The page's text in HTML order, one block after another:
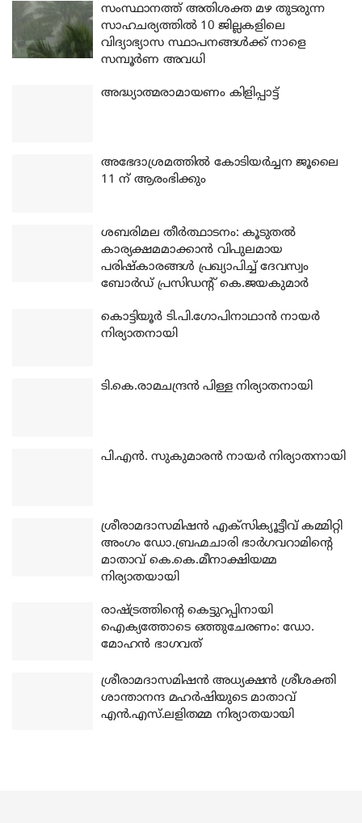
സംസ്ഥാനത്ത് അതിശക്ത മഴ തുടരുന്ന
സാഹചര്യത്തിൽ 10 ജില്ലകളിലെ
വിദ്യാഭ്യാസ സ്ഥാപനങ്ങൾക്ക് നാളെ
സമ്പൂർണ അവധി
അദ്ധ്യാത്മരാമായണം കിളിപ്പാട്ട്
അഭേദാശ്രമത്തില്‍ കോടിയര്‍ച്ചന ജൂലൈ
11 ന് ആരംഭിക്കും
ശബരിമല തീര്‍ത്ഥാടനം: കൂടുതല്‍
കാര്യക്ഷമമാക്കാന്‍ വിപുലമായ
പരിഷ്‌കാരങ്ങള്‍ പ്രഖ്യാപിച്ച് ദേവസ്വം
ബോര്‍ഡ് പ്രസിഡന്റ് കെ.ജയകുമാര്‍
കൊട്ടിയൂര്‍ ടി.പി.ഗോപിനാഥാന്‍ നായര്‍
നിര്യാതനായി
ടി.കെ.രാമചന്ദ്രന്‍ പിള്ള നിര്യാതനായി
പി.എന്‍. സുകുമാരന്‍ നായര്‍ നിര്യാതനായി
ശ്രീരാമദാസമിഷന്‍ എക്‌സിക്യൂട്ടീവ് കമ്മിറ്റി
അംഗം ഡോ.ബ്രഹ്മചാരി ഭാര്‍ഗവറാമിന്റെ
മാതാവ് കെ.കെ.മീനാക്ഷിയമ്മ
നിര്യാതയായി
രാഷ്ട്രത്തിന്റെ കെട്ടുറപ്പിനായി
ഐക്യത്തോടെ ഒത്തുചേരണം: ഡോ.
മോഹന്‍ ഭാഗവത്
ശ്രീരാമദാസമിഷന്‍ അധ്യക്ഷന്‍ ശ്രീശക്തി
ശാന്താനന്ദ മഹര്‍ഷിയുടെ മാതാവ്
എന്‍.എസ്.ലളിതമ്മ നിര്യാതയായി